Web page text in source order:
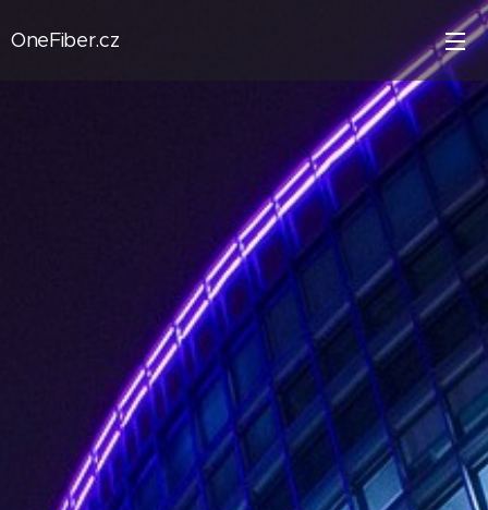
OneFiber.cz